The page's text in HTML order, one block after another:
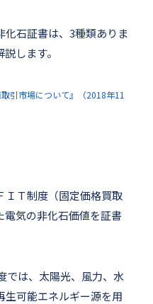
石証書は、3種類ありま
します。
引市場について』（2018年11
ＩＴ制度（固定価格買取
気の非化石価値を証書
では、太陽光、風力、水
生可能エネルギー源を用